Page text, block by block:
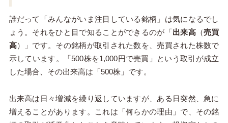
誰だって「みんながいま注目している銘柄」は気になるでし
ょう。それをひと目で知ることができるのが「出来高（売買
高）」です。その銘柄が取引された数を、売買された株数で
示しています。「500株を1,000円で売買」という取引が成立
した場合、その出来高は「500株」です。
出来高は日々増減を繰り返していますが、ある日突然、急に
増えることがあります。これは「何らかの理由」で、その銘